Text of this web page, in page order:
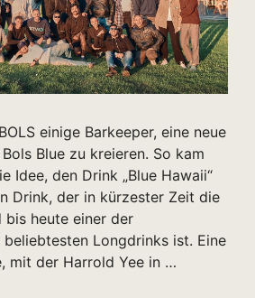
einige Barkeeper, eine neue
Blue zu kreieren. So kam
Idee, den Drink „Blue Hawaii“
Drink, der in kürzester Zeit die
heute einer der
Longdrinks ist. Eine
mit der Harrold Yee in …